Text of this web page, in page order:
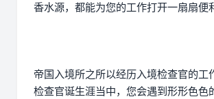
香水源，都能为您的工作打开一扇扇便
帝国入境所之所以经历入境检查官的工
检查官诞生涯当中，您会遇到形形色色